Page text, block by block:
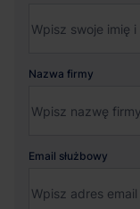
Nazwa firmy
Email służbowy